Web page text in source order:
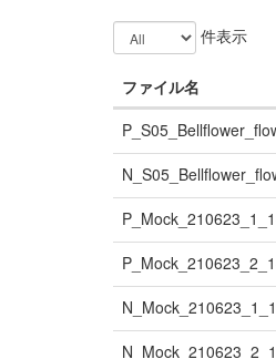
件表示
ファイル名